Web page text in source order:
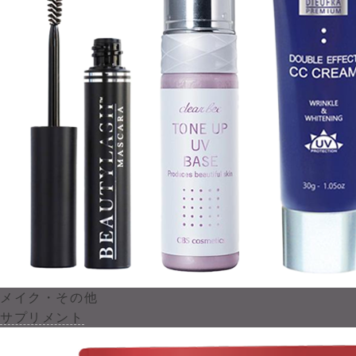
メイク・その他
サプリメント